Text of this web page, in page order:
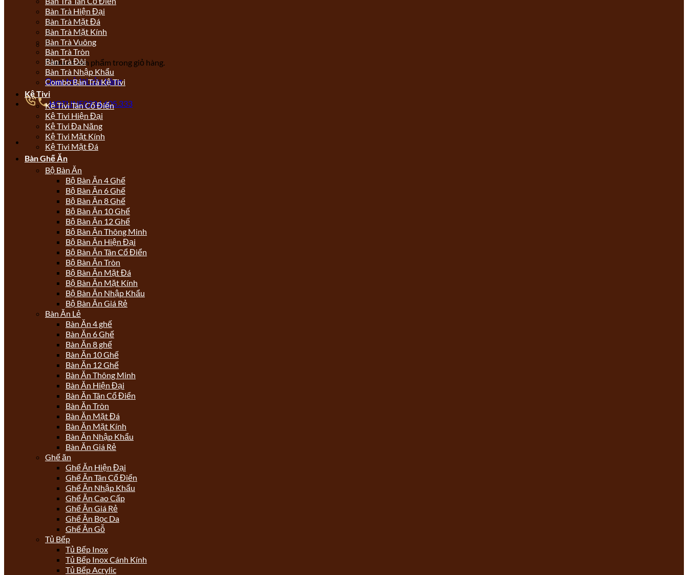
Chưa có sản phẩm trong giỏ hàng.
Quay trở lại cửa hàng
HOTLINE0934.605.333
Bàn Trà Hiện Đại
Bàn Trà Mặt Đá
Bàn Trà Mặt Kính
Bàn Trà Vuông
Bàn Trà Tròn
Bàn Trà Đôi
Bàn Trà Nhập Khẩu
Combo Bàn Trà Kệ Tivi
Kệ Tivi
Kệ Tivi Tân Cổ Điển
Kệ Tivi Hiện Đại
Kệ Tivi Đa Năng
Kệ Tivi Mặt Kính
Kệ Tivi Mặt Đá
Bàn Ghế Ăn
Bộ Bàn Ăn
Bộ Bàn Ăn 4 Ghế
Bộ Bàn Ăn 6 Ghế
Bộ Bàn Ăn 8 Ghế
Bộ Bàn Ăn 10 Ghế
Bộ Bàn Ăn 12 Ghế
Bộ Bàn Ăn Thông Minh
Bộ Bàn Ăn Hiện Đại
Bộ Bàn Ăn Tân Cổ Điển
Bộ Bàn Ăn Tròn
Bộ Bàn Ăn Mặt Đá
Bộ Bàn Ăn Mặt Kính
Bộ Bàn Ăn Nhập Khẩu
Bộ Bàn Ăn Giá Rẻ
Bàn Ăn Lẻ
Bàn Ăn 4 ghế
Bàn Ăn 6 Ghế
Bàn Ăn 8 ghế
Bàn Ăn 10 Ghế
Bàn Ăn 12 Ghế
Bàn Ăn Thông Minh
Bàn Ăn Hiện Đại
Bàn Ăn Tân Cổ Điển
Bàn Ăn Tròn
Bàn Ăn Mặt Đá
Bàn Ăn Mặt Kính
Bàn Ăn Nhập Khẩu
Bàn Ăn Giá Rẻ
Ghế ăn
Ghế Ăn Hiện Đại
Ghế Ăn Tân Cổ Điển
Ghế Ăn Nhập Khẩu
Ghế Ăn Cao Cấp
Ghế Ăn Giá Rẻ
Ghế Ăn Bọc Da
Ghế Ăn Gỗ
Tủ Bếp
Tủ Bếp Inox
Tủ Bếp Inox Cánh Kính
Tủ Bếp Acrylic